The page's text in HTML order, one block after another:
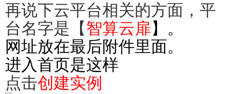
再说下云平台相关的方面，平
台名字是【智算云扉】。
网址放在最后附件里面。
进入首页是这样
点击创建实例